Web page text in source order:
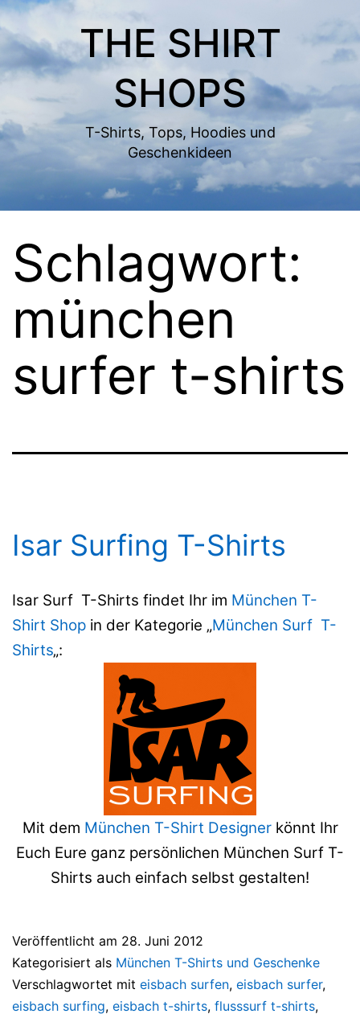
Zum
Inhalt
springen
THE SHIRT
SHOPS
T-Shirts, Tops, Hoodies und
Geschenkideen
Schlagwort:
münchen
surfer t-shirts
Isar Surfing T-Shirts
Isar Surf T-Shirts findet Ihr im München T-
Shirt Shop in der Kategorie „München Surf T-
Shirts„:
Mit dem München T-Shirt Designerkönnt Ihr
Euch Eure ganz persönlichen München Surf T-
Shirts auch einfach selbst gestalten!
Veröffentlicht am 28. Juni 2012
Kategorisiert als München T-Shirts und Geschenke
Verschlagwortet mit eisbach surfen, eisbach surfer,
eisbach surfing, eisbach t-shirts, flusssurf t-shirts,